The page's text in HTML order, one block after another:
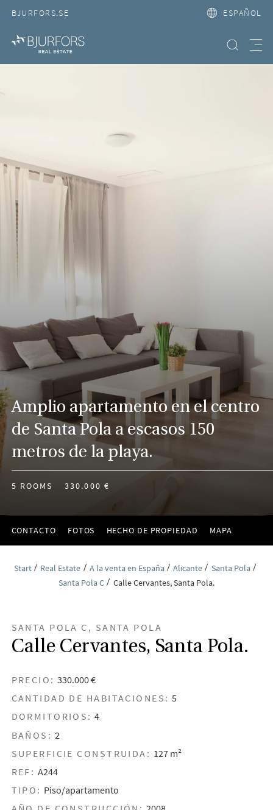
BJURFORS.SE ESPAÑOL
Búsqueda
Amplio apartamento en el centro
de Santa Pola a escasos 150
metros de la playa.
5 ROOMS 330.000 €
CONTACTO FOTOS HECHO DE PROPIEDAD MAPA
Start Real Estate A la venta en España Alicante
Santa Pola
Santa Pola C
Calle Cervantes, Santa Pola.
SANTA POLA C, SANTA POLA
Calle Cervantes, Santa Pola.
PRECIO: 330.000 €
CANTIDAD DE HABITACIONES: 5
DORMITORIOS: 4
BAÑOS: 2
SUPERFICIE CONSTRUIDA: 127 m²
REF: A244
TIPO: Piso/apartamento